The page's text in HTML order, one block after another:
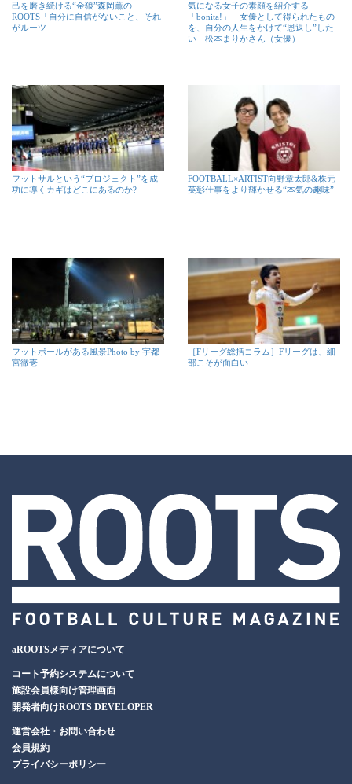
己を磨き続ける“金狼”森岡薫の
ROOTS「自分に自信がないこと、それ
がルーツ」
気になる女子の素顔を紹介する
「bonita!」「女優として得られたもの
を、自分の人生をかけて“恩返し”した
い」松本まりかさん（女優）
フットサルという“プロジェクト”を成
功に導くカギはどこにあるのか?
FOOTBALL×ARTIST向野章太郎&株元
英彰仕事をより輝かせる“本気の趣味”
フットボールがある風景Photo by 宇都
宮徹壱
［Fリーグ総括コラム］Fリーグは、細
部こそが面白い
aROOTSメディアについて
コート予約システムについて
施設会員様向け管理画面
開発者向けROOTS DEVELOPER
運営会社・お問い合わせ
会員規約
プライバシーポリシー